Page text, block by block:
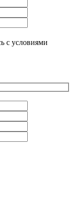
с условиями